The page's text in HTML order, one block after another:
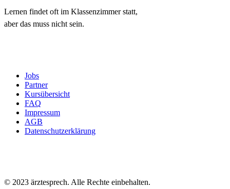
Lernen findet oft im Klassenzimmer statt,
aber das muss nicht sein.
Jobs
Partner
Kursübersicht
FAQ
Impressum
AGB
Datenschutzerklärung
© 2023 ärztesprech. Alle Rechte einbehalten.